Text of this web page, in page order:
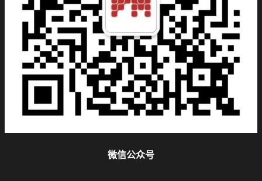
微信公众号